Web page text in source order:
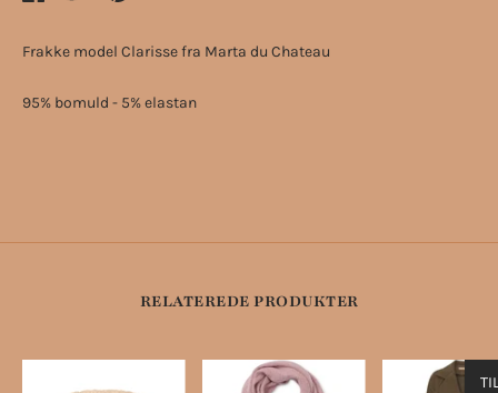
Frakke model Clarisse fra Marta du Chateau
95% bomuld - 5% elastan
RELATEREDE PRODUKTER